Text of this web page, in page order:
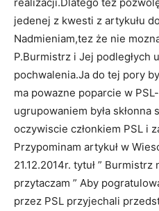
jedenej z kwesti z artykułu
Nadmieniam,tez że nie
P.Burmistrz i Jej podległych
pochwalenia.Ja do tej pory
ma powazne poparcie w
ugrupowaniem była
oczywiscie członkiem PSL i
Przypominam artykuł w
21.12.2014r. tytuł ” Burmistrz
przytaczam ” Aby
przez PSL przyjechali